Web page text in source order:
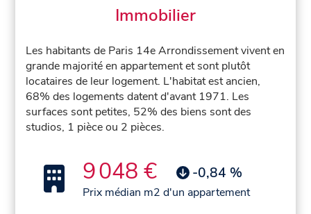
Immobilier
Les habitants de Paris 14e Arrondissement vivent en
grande majorité en appartement et sont plutôt
locataires de leur logement. L'habitat est ancien,
68% des logements datent d'avant 1971. Les
surfaces sont petites, 52% des biens sont des
studios, 1 pièce ou 2 pièces.
9 048 € -0,84 %
Prix médian m2 d'un appartement